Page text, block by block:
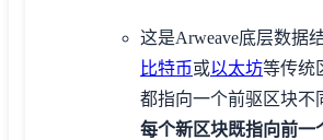
这是Arweave底层数据
比特币或以太坊等传统
都指向一个前驱区块不
每个新区块既指向前一